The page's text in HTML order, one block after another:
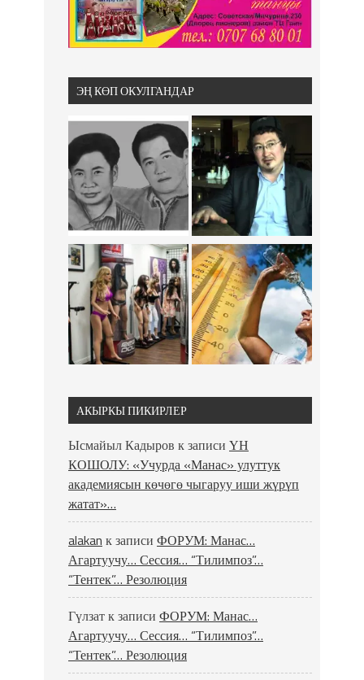
ЭҢ КӨП ОКУЛГАНДАР
АКЫРКЫ ПИКИРЛЕР
Ысмайыл Кадыров к записи ҮН
КОШОЛУ: «Учурда «Манас» улуттук
академиясын көчөгө чыгаруу иши жүрүп
жатат»…
alakan к записи ФОРУМ: Манас…
Агартуучу… Сессия… “Тилимпоз”…
“Тентек”… Резолюция
Гүлзатк записи ФОРУМ: Манас…
Агартуучу… Сессия… “Тилимпоз”…
“Тентек”… Резолюция